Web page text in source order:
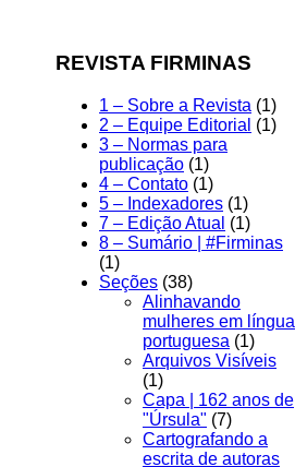
REVISTA FIRMINAS
1 – Sobre a Revista (1)
2 – Equipe Editorial (1)
3 – Normas para
publicação (1)
4 – Contato (1)
5 – Indexadores (1)
7 – Edição Atual (1)
8 – Sumário | #Firminas
(1)
Seções (38)
Alinhavando
mulheres em língua
portuguesa (1)
Arquivos Visíveis
(1)
Capa | 162 anos de
"Úrsula" (7)
Cartografando a
escrita de autoras